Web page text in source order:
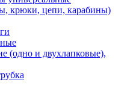
крюки, цепи, карабины)
(одно и двухлапковые),